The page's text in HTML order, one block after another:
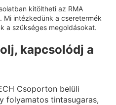
kitöltheti az RMA
Mi intézkedünk a cseretermék
a szükséges megoldásokat.
kapcsolódj a
Csoporton belüli
folyamatos tintasugaras,